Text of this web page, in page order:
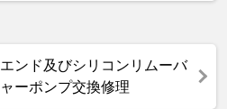
ンド及びシリコンリムーバ
ーポンプ交換修理